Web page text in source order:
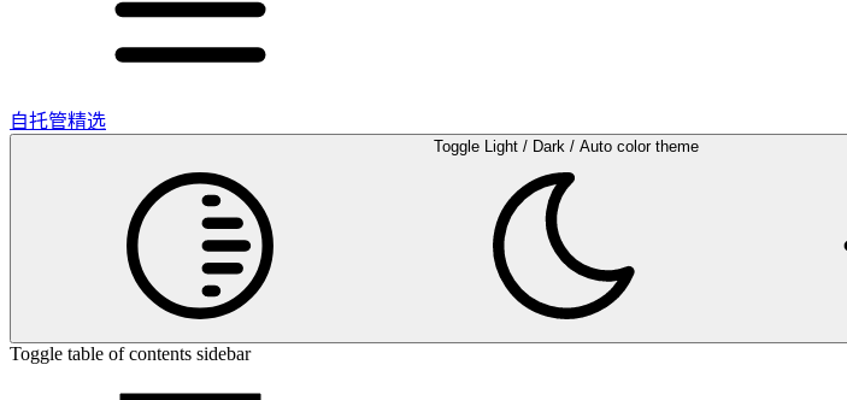
自托管精选
Toggle Light / Dark / Auto color theme
Toggle table of contents sidebar